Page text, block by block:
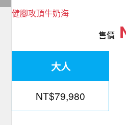
健腳攻頂牛奶海
售價
大人
NT$79,980